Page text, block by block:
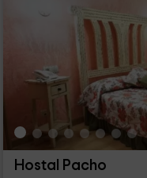
Hostal Pacho